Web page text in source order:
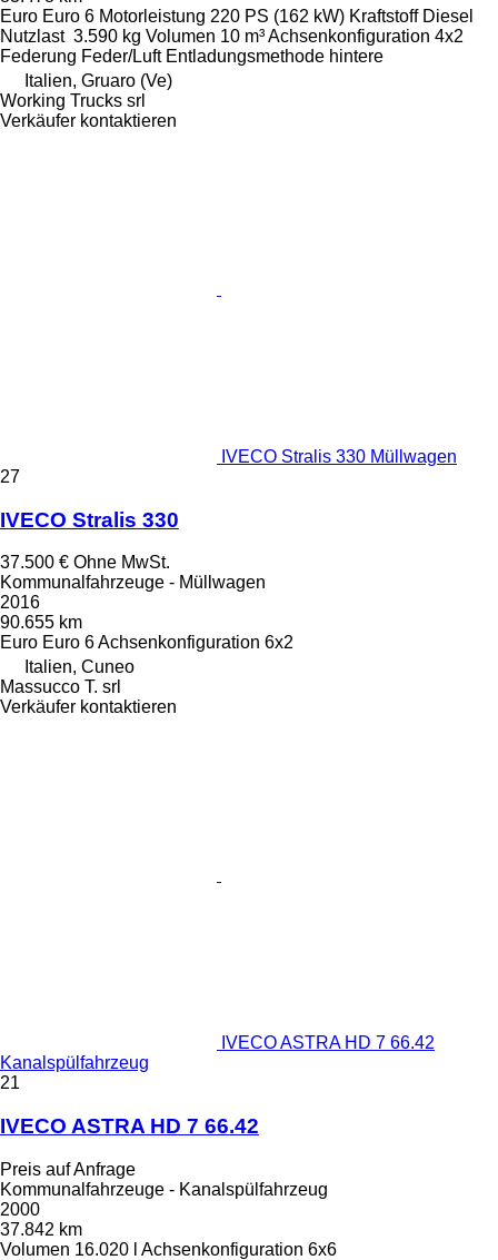
Euro Euro 6 Motorleistung 220 PS (162 kW) Kraftstoff Diesel
Nutzlast 3.590 kg Volumen 10 m³Achsenkonfiguration 4x2
Federung Feder/Luft Entladungsmethode hintere
Italien, Gruaro (Ve)
Working Trucks srl
Verkäufer kontaktieren
IVECO Stralis 330 Müllwagen
27
IVECO Stralis 330
37.500 € Ohne MwSt.
Kommunalfahrzeuge - Müllwagen
2016
90.655 km
Euro Euro 6Achsenkonfiguration 6x2
Italien, Cuneo
Massucco T. srl
Verkäufer kontaktieren
IVECO ASTRA HD 7 66.42
Kanalspülfahrzeug
21
IVECO ASTRA HD 7 66.42
Preis auf Anfrage
Kommunalfahrzeuge - Kanalspülfahrzeug
2000
37.842 km
Volumen 16.020 l Achsenkonfiguration 6x6